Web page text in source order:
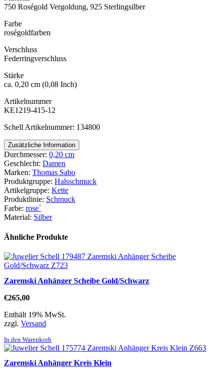
750 Roségold Vergoldung, 925 Sterlingsilber
Farbe
roségoldfarben
Verschluss
Federringverschluss
Stärke
ca. 0,20 cm (0,08 Inch)
Artikelnummer
KE1219-415-12
Schell Artikelnummer: 134800
Zusätzliche Information
Durchmesser: 0,20 cm
Geschlecht: Damen
Marken: Thomas Sabo
Produktgruppe: Halsschmuck
Artikelgruppe: Kette
Produktlinie: Schmuck
Farbe: rose´
Material: Silber
Ähnliche Produkte
Zaremski Anhänger Scheibe Gold/Schwarz
€265,00
Enthält 19% MwSt.
zzgl. Versand
In den Warenkorb
Zaremski Anhänger Kreis Klein